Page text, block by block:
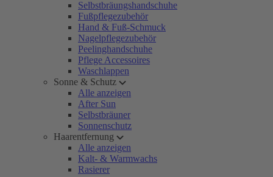
Selbstbräungshandschuhe
Fußpflegezubehör
Hand & Fuß-Schmuck
Nagelpflegezubehör
Peelinghandschuhe
Pflege Accessoires
Waschlappen
Sonne & Schutz
Alle anzeigen
After Sun
Selbstbräuner
Sonnenschutz
Haarentfernung
Alle anzeigen
Kalt- & Warmwachs
Rasierer